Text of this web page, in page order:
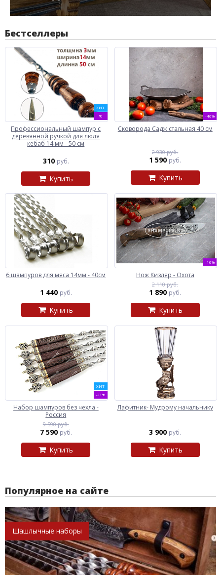
Бестселлеры
ХИТ
%
Профессиональный шампур с
деревянной ручкой для люля
кебаб 14 мм - 50 см
310 руб.
Купить
-46%
Сковорода Садж стальная 40 см
2 930 руб.
1 590 руб.
Купить
6 шампуров для мяса 14мм - 40см
1 440 руб.
Купить
-10%
Нож Кизляр - Охота
2 110 руб.
1 890 руб.
Купить
ХИТ
-21%
Набор шампуров без чехла -
Россия
9 590 руб.
7 590 руб.
Купить
Лафитник- Мудрому начальнику
3 900 руб.
Купить
Популярное на сайте
Шашлычные наборы